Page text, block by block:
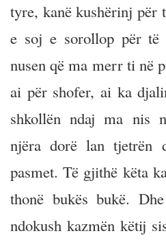
tyre, kanë kushërinj për
e soj e sorollop për të
nusen që ma merr ti në
ai për shofer, ai ka
shkollën ndaj ma nis
njëra dorë lan tjetrën
pasmet. Të gjithë këta
thonë bukës bukë.
ndokush kazmën këtij